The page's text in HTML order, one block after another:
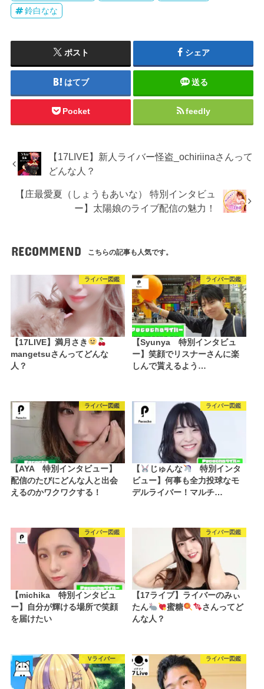
鈴白なな
ポスト シェア
はてブ 送る
Pocket feedly
【17LIVE】新人ライバー怪盗_ochiriinaさんって
どんな人？
【庄最愛夏（しょうもあいな） 特別インタビュ
ー】太陽娘のライブ配信の魅力！
RECOMMEND こちらの記事も人気です。
ライバー図鑑
【17LIVE】満月さき
mangetsuさんってどんな
人？
ライバー図鑑
【Syunya 特別インタビュ
ー】笑顔でリスナーさんに楽
しんで貰えるよう…
ライバー図鑑
【AYA 特別インタビュー】
配信のたびにどんな人と出会
えるのかワクワクする！
ライバー図鑑
【 じゅんな
特別インタ
ビュー】何事も全力投球なモ
デルライバー！マルチ…
ライバー図鑑
【michika 特別インタビュ
ー】自分が輝ける場所で笑顔
を届けたい
ライバー図鑑
【17ライブ】ライバーのみぃ
たん
蜜糖
さんってど
んな人？
Vライバー ライバー図鑑